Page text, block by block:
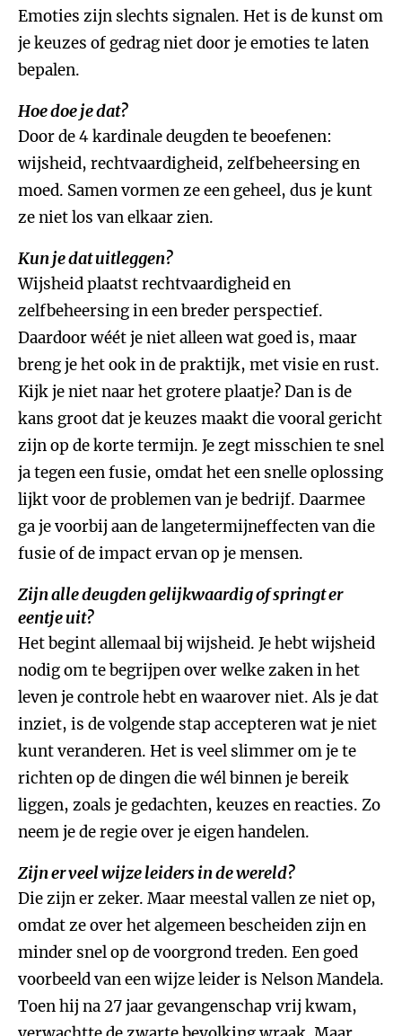
Emoties zijn slechts signalen. Het is de kunst om
je keuzes of gedrag niet door je emoties te laten
bepalen.
Hoe doe je dat?
Door de 4 kardinale deugden te beoefenen:
wijsheid, rechtvaardigheid, zelfbeheersing en
moed. Samen vormen ze een geheel, dus je kunt
ze niet los van elkaar zien.
Kun je dat uitleggen?
Wijsheid plaatst rechtvaardigheid en
zelfbeheersing in een breder perspectief.
Daardoor wéét je niet alleen wat goed is, maar
breng je het ook in de praktijk, met visie en rust.
Kijk je niet naar het grotere plaatje? Dan is de
kans groot dat je keuzes maakt die vooral gericht
zijn op de korte termijn. Je zegt misschien te snel
ja tegen een fusie, omdat het een snelle oplossing
lijkt voor de problemen van je bedrijf. Daarmee
ga je voorbij aan de langetermijneffecten van die
fusie of de impact ervan op je mensen.
Zijn alle deugden gelijkwaardig of springt er
eentje uit?
Het begint allemaal bij wijsheid. Je hebt wijsheid
nodig om te begrijpen over welke zaken in het
leven je controle hebt en waarover niet. Als je dat
inziet, is de volgende stap accepteren wat je niet
kunt veranderen. Het is veel slimmer om je te
richten op de dingen die wél binnen je bereik
liggen, zoals je gedachten, keuzes en reacties. Zo
neem je de regie over je eigen handelen.
Zijn er veel wijze leiders in de wereld?
Die zijn er zeker. Maar meestal vallen ze niet op,
omdat ze over het algemeen bescheiden zijn en
minder snel op de voorgrond treden. Een goed
voorbeeld van een wijze leider is Nelson Mandela.
Toen hij na 27 jaar gevangenschap vrij kwam,